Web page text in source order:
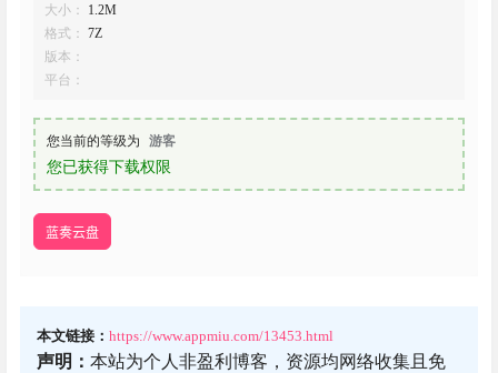
大小：
1.2M
格式： 7Z
版本：
平台：
您当前的等级为 游客
您已获得下载权限
蓝奏云盘
本文链接： https://www.appmiu.com/13453.html
声明： 本站为个人非盈利博客，资源均网络收集且免